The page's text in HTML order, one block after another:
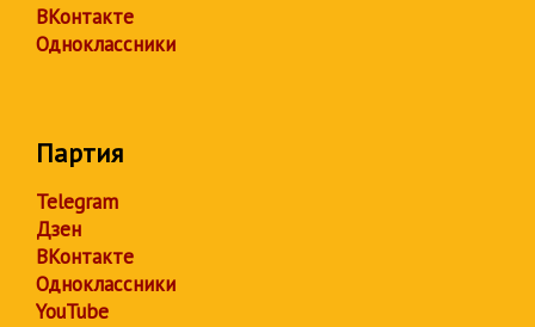
ВКонтакте
Одноклассники
Партия
Telegram
Дзен
ВКонтакте
Одноклассники
YouTube